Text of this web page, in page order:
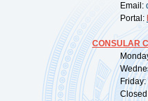
Email:
Portal:
CONSULAR